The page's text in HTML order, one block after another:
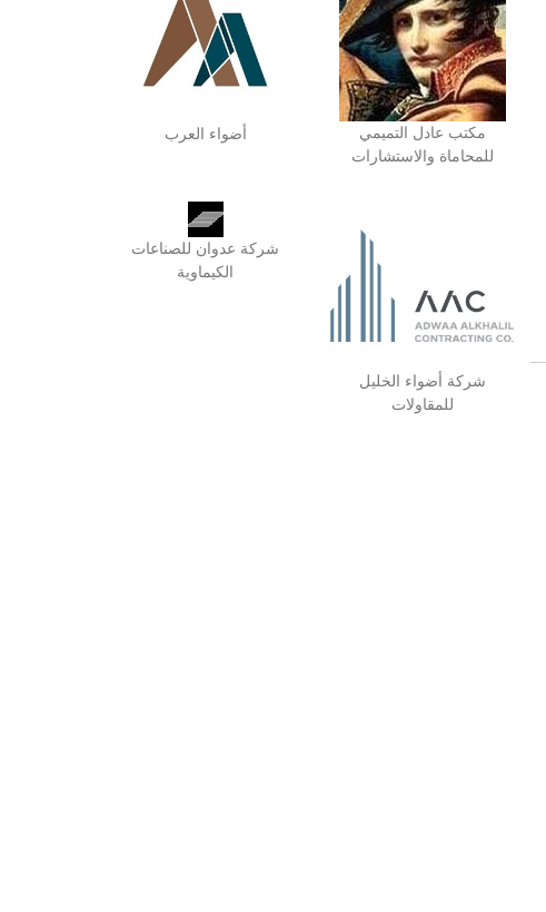
مكتب عادل التميمي
للمحاماة والاستشارات
أضواء العرب
شركة أضواء الخليل
للمقاولات
شركة عدوان للصناعات
الكيماوية